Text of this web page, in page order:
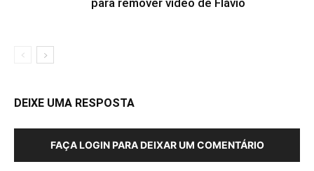
para remover vídeo de Flávio
DEIXE UMA RESPOSTA
FAÇA LOGIN PARA DEIXAR UM COMENTÁRIO